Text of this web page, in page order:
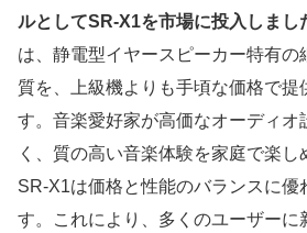
ルとしてSR-X1を市場に投入しまし
は、静電型イヤースピーカー特有の
質を、上級機よりも手頃な価格で提
す。音楽愛好家が高価なオーディオ
く、質の高い音楽体験を家庭で楽し
SR-X1は価格と性能のバランスに優
す。これにより、多くのユーザーに